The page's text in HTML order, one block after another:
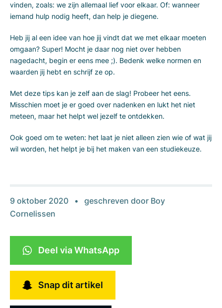
vinden, zoals: we zijn allemaal lief voor elkaar. Of: wanneer
iemand hulp nodig heeft, dan help je diegene.
Heb jij al een idee van hoe jij vindt dat we met elkaar moeten
omgaan? Super! Mocht je daar nog niet over hebben
nagedacht, begin er eens mee ;). Bedenk welke normen en
waarden jij hebt en schrijf ze op.
Met deze tips kan je zelf aan de slag! Probeer het eens.
Misschien moet je er goed over nadenken en lukt het niet
meteen, maar het helpt wel jezelf te ontdekken.
Ook goed om te weten: het laat je niet alleen zien wie of wat jij
wil worden, het helpt je bij het maken van een studiekeuze.
9 oktober 2020 geschreven door Boy
Cornelissen
Deel via WhatsApp
Snap dit artikel